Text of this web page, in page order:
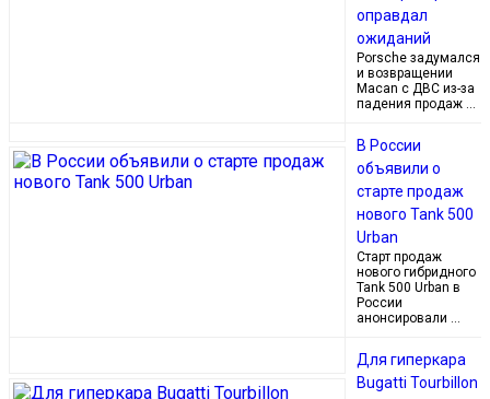
оправдал
ожиданий
Porsche задумался
и возвращении
Macan с ДВС из-за
падения продаж …
В России
объявили о
старте продаж
нового Tank 500
Urban
Старт продаж
нового гибридного
Tank 500 Urban в
России
анонсировали …
Для гиперкара
Bugatti Tourbillon